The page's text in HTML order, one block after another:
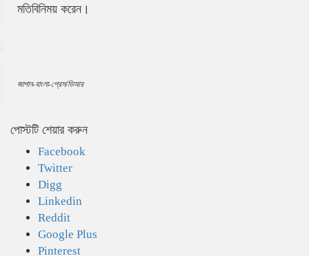
মতিবিনিময় করেন।
জাপান-বাংলা-প্রেস/ডিআর
পোস্টটি শেয়ার করুন
Facebook
Twitter
Digg
Linkedin
Reddit
Google Plus
Pinterest